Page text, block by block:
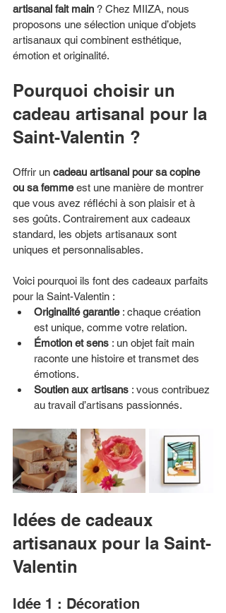
artisanal fait main ? Chez MIIZA, nous
proposons une sélection unique d’objets
artisanaux qui combinent esthétique,
émotion et originalité.
Pourquoi choisir un
cadeau artisanal pour la
Saint-Valentin ?
Offrir un cadeau artisanal pour sa copine
ou sa femme est une manière de montrer
que vous avez réfléchi à son plaisir et à
ses goûts. Contrairement aux cadeaux
standard, les objets artisanaux sont
uniques et personnalisables.
Voici pourquoi ils font des cadeaux parfaits
pour la Saint-Valentin :
Originalité garantie : chaque création
est unique, comme votre relation.
Émotion et sens : un objet fait main
raconte une histoire et transmet des
émotions.
Soutien aux artisans : vous contribuez
au travail d’artisans passionnés.
Idées de cadeaux
artisanaux pour la Saint-
Valentin
Idée 1 : Décoration